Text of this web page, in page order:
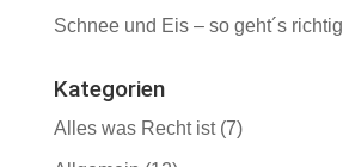
Schnee und Eis – so geht´s richtig
Kategorien
Alles was Recht ist(7)